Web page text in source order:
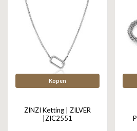
Kopen
ZINZI Ketting | ZILVER
|ZIC2551